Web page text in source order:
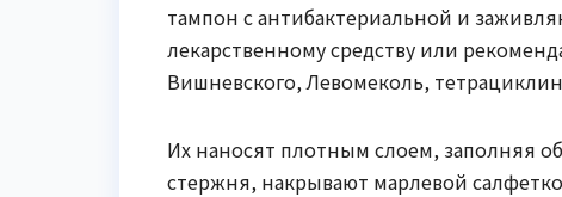
тампон с антибактериальной и
лекарственному средству или
Вишневского, Левомеколь,
Их наносят плотным слоем, заполняя
стержня, накрывают марлевой